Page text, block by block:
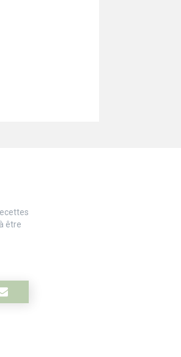
être